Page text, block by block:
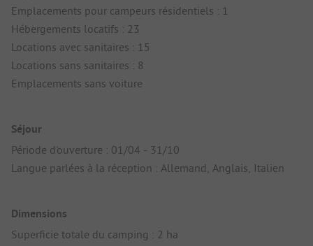
Emplacements pour campeurs résidentiels : 1
Hébergements locatifs : 23
Locations avec sanitaires : 15
Locations sans sanitaires : 8
Emplacements sans voiture
Séjour
Période d'ouverture : 01/04 - 31/10
Langue parlées à la réception : Allemand, Anglais, Italien
Dimensions
Superficie totale du camping : 2 ha